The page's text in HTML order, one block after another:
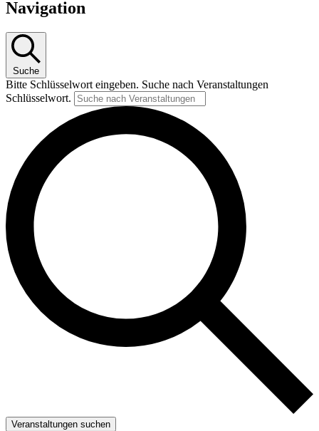
Navigation
Suche
Bitte Schlüsselwort eingeben. Suche nach Veranstaltungen
Schlüsselwort.
Veranstaltungen suchen